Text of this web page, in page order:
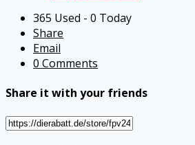
365 Used - 0 Today
Share
Email
0 Comments
Share it with your friends